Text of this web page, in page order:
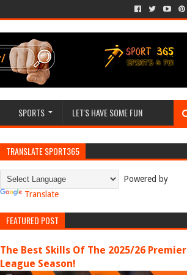
SPORTS LET'S HAVE SOME FUN
TRANSLATE SPORT365
Powered by
Translate
FEATURED POST
The Best Skills Of The 2025/26 Premier
League Season!